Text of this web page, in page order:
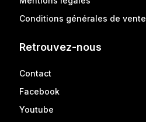
Conditions générales de vente
Retrouvez-nous
Contact
Facebook
Youtube